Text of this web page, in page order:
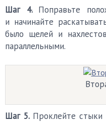
Шаг 4. Поправьте
и начинайте
было щелей и
параллельными.
Шаг 5.Проклейте стыки